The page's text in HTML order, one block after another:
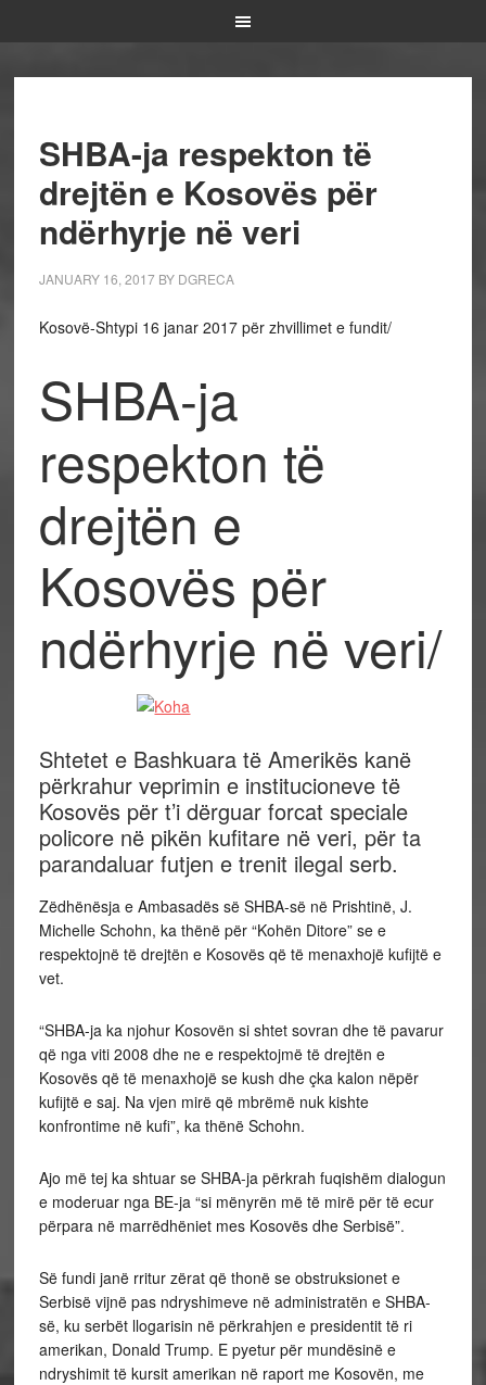
SHBA-ja respekton të
drejtën e Kosovës për
ndërhyrje në veri
JANUARY 16, 2017BY DGRECA
Kosovë-Shtypi 16 janar 2017 për zhvillimet e fundit/
SHBA-ja
respekton të
drejtën e
Kosovës për
ndërhyrje në veri/
Shtetet e Bashkuara të Amerikës kanë
përkrahur veprimin e institucioneve të
Kosovës për t’i dërguar forcat speciale
policore në pikën kufitare në veri, për ta
parandaluar futjen e trenit ilegal serb.
Zëdhënësja e Ambasadës së SHBA-së në Prishtinë, J.
Michelle Schohn, ka thënë për “Kohën Ditore” se e
respektojnë të drejtën e Kosovës që të menaxhojë kufijtë e
vet.
“SHBA-ja ka njohur Kosovën si shtet sovran dhe të pavarur
që nga viti 2008 dhe ne e respektojmë të drejtën e
Kosovës që të menaxhojë se kush dhe çka kalon nëpër
kufijtë e saj. Na vjen mirë që mbrëmë nuk kishte
konfrontime në kufi”, ka thënë Schohn.
Ajo më tej ka shtuar se SHBA-ja përkrah fuqishëm dialogun
e moderuar nga BE-ja “si mënyrën më të mirë për të ecur
përpara në marrëdhëniet mes Kosovës dhe Serbisë”.
Së fundi janë rritur zërat që thonë se obstruksionet e
Serbisë vijnë pas ndryshimeve në administratën e SHBA-
së, ku serbët llogarisin në përkrahjen e presidentit të ri
amerikan, Donald Trump. E pyetur për mundësinë e
ndryshimit të kursit amerikan në raport me Kosovën, me